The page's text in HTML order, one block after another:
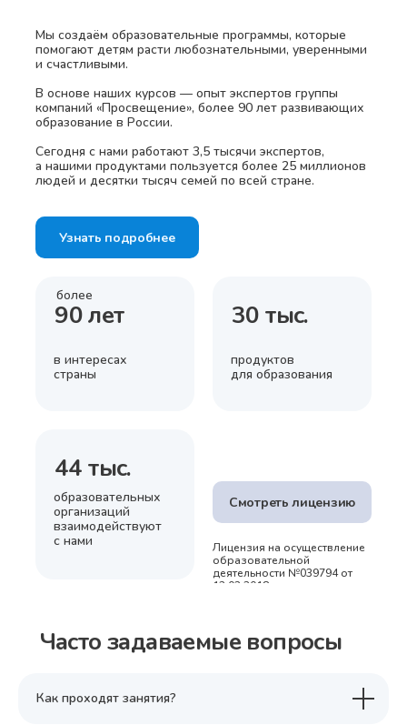
образовательных
организаций
взаимодействуют
с нами
Лицензия на осуществление
образовательной
деятельности №039794 от
13.02.2018 г.
Мы создаём образовательные программы, которые
помогают детям расти любознательными, уверенными
и счастливыми.
В основе наших курсов — опыт экспертов группы
компаний «Просвещение», более 90 лет развивающих
образование в России.
Сегодня с нами работают 3,5 тысячи экспертов,
а нашими продуктами пользуется более 25 миллионов
людей и десятки тысяч семей по всей стране.
44 тыс.
продуктов
для образования
Смотреть лицензию
Узнать подробнее
30 тыс.
в интересах
страны
более
90 лет
Часто задаваемые вопросы
Как проходят занятия?